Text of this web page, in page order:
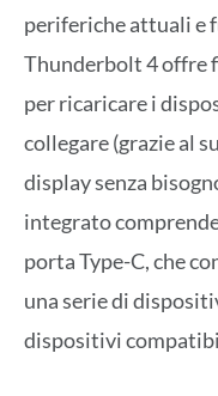
periferiche attuali e
Thunderbolt 4 offre
per ricaricare i
collegare (grazie al
display senza
integrato
porta Type-C, che
una serie di
dispositivi